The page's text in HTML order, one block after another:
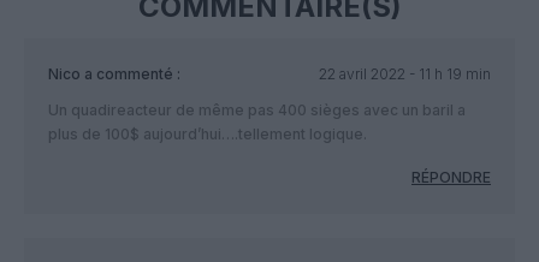
Nico a commenté :
22 avril 2022 - 11 h 19 min
Un quadireacteur de même pas 400 sièges avec un baril a
plus de 100$ aujourd’hui….tellement logique.
RÉPONDRE